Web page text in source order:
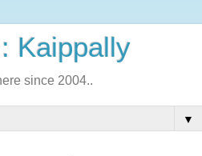
since 2004..
▼